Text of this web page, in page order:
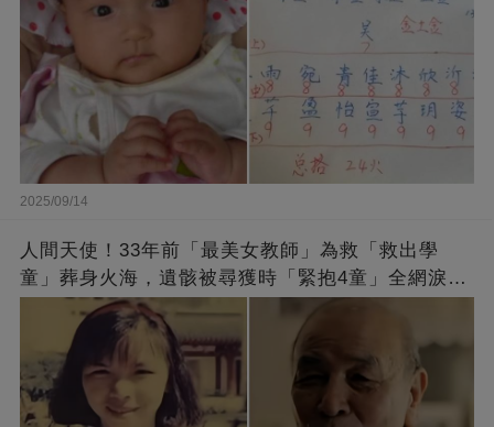
2025/09/14
人間天使！33年前「最美女教師」為救「救出學
童」葬身火海，遺骸被尋獲時「緊抱4童」全網淚
崩：真正的英雄不該被遺忘